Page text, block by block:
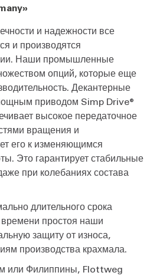
и надежности все
и производятся
Наши промышленные
опций, которые еще
Декантерные
приводом Simp Drive®
высокое передаточное
вращения и
его к изменяющимся
Это гарантирует стабильные
при колебаниях состава
длительного срока
простоя наши
защиту от износа,
производства крахмала.
или Филиппины, Flottweg